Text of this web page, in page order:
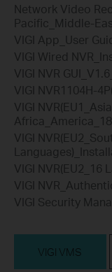
Network Video
Pacific_Middle-
VIGI App_User
VIGI Wired
VIGI NVR
VIGI NVR1104H-
VIGI
VIGI
VIGI NVR(EU2_16
VIGI
VIGI Security
VIGI VMS